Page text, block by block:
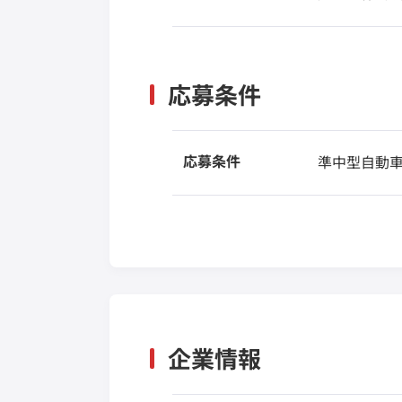
応募条件
応募条件 準中型自動
企業情報